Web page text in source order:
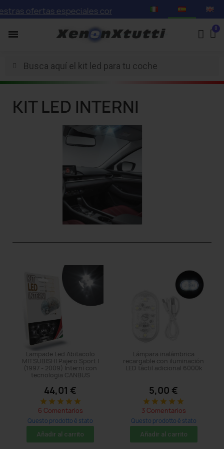
ofertas especiales con descuentos de hasta el 75%
KIT LED INTERNI
Lampade Led Abitacolo
MITSUBISHI Pajero Sport I
(1997 - 2009) Interni con
tecnologia CANBUS
44,01 €
star star star star star
6 Comentarios
Questo prodotto è stato
acquistato: 11 times
Añadir al carrito
Lámpara inalámbrica
recargable con iluminación
LED táctil adicional 6000k
5,00 €
star star star star star
3 Comentarios
Questo prodotto è stato
acquistato: 110 times
Añadir al carrito